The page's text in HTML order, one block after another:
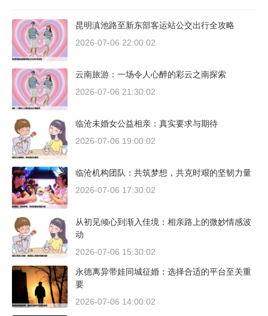
昆明滇池路至新东部客运站公交出行全攻略
2026-07-06 22:00:02
云南旅游：一场令人心醉的彩云之南探索
2026-07-06 21:30:02
临沧未婚女公益相亲：真实要求与期待
2026-07-06 19:00:02
临沧机构团队：共筑梦想，共克时艰的坚韧力量
2026-07-06 17:30:02
从初见倾心到渐入佳境：相亲路上的微妙情感波
动
2026-07-06 15:30:02
永德离异带娃同城征婚：选择合适的平台至关重
要
2026-07-06 14:00:02